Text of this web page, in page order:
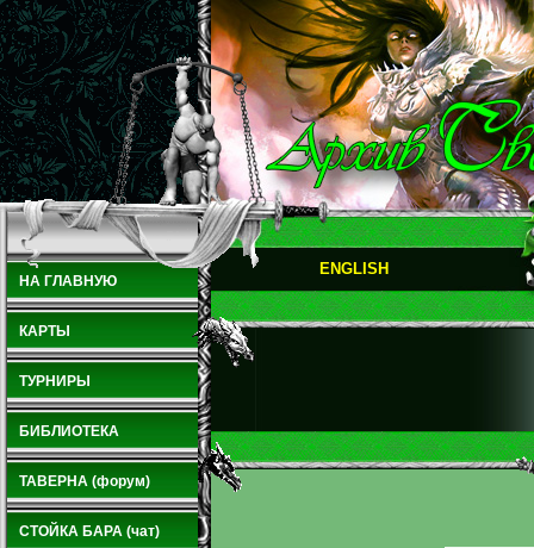
НА ГЛАВНУЮ
КАРТЫ
ТУРНИРЫ
БИБЛИОТЕКА
ТАВЕРНА (форум)
СТОЙКА БАРА (чат)
ENGLISH